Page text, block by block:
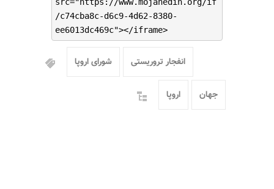
src="https://www.mojahedin.org/if
/c74cba8c-d6c9-4d62-8380-
ee6013dc469c"></iframe>
انفجار تروریستی شورای اروپا
جهان اروپا